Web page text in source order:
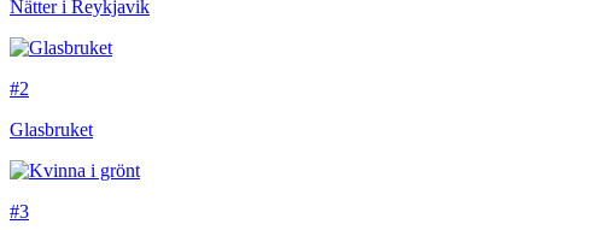
Nätter i Reykjavik
#2
Glasbruket
#3